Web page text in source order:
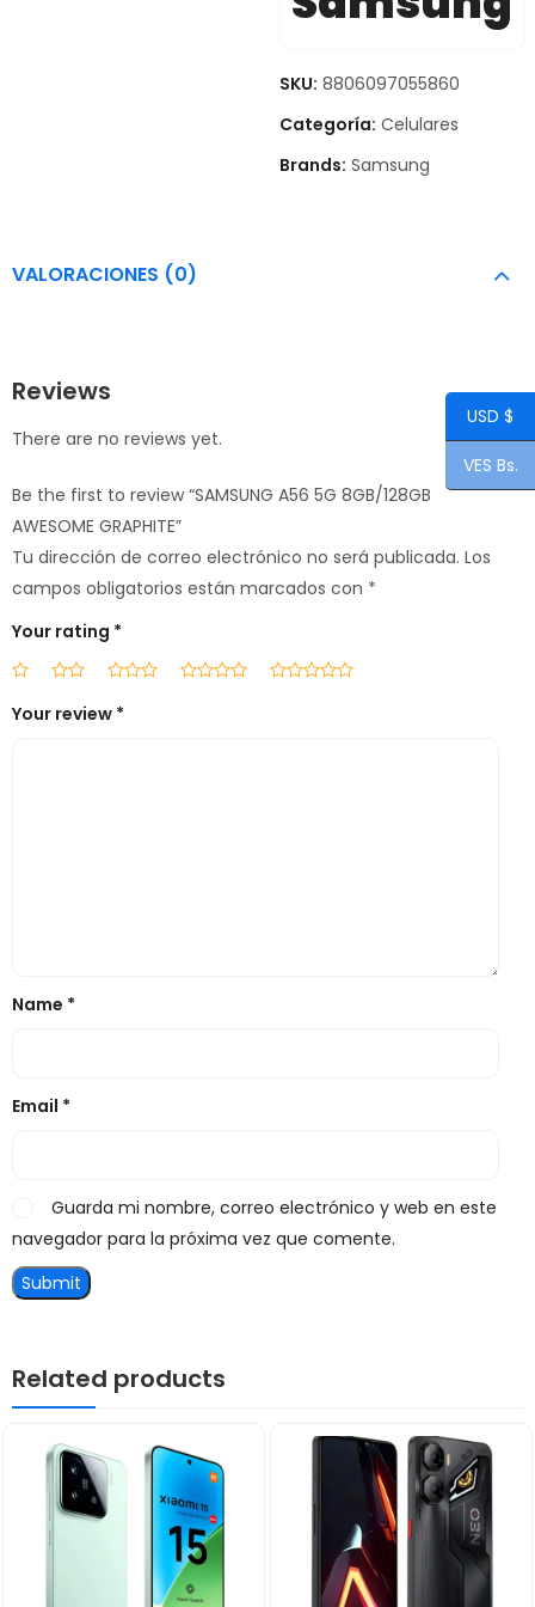
SKU: 8806097055860
Categoría: Celulares
Brands: Samsung
VALORACIONES (0)
Reviews
There are no reviews yet.
Be the first to review “SAMSUNG A56 5G 8GB/128GB
AWESOME GRAPHITE”
Tu dirección de correo electrónico no será publicada. Los
campos obligatorios están marcados con *
Your rating *
Your review *
Name *
Email *
Guarda mi nombre, correo electrónico y web en este
navegador para la próxima vez que comente.
Related products
USD $
VES Bs.